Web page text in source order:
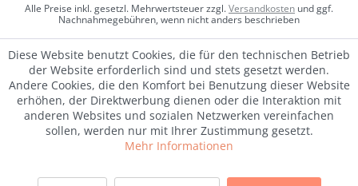
Alle Preise inkl. gesetzl. Mehrwertsteuer zzgl.Versandkosten und ggf.
Nachnahmegebühren, wenn nicht anders beschrieben
Diese Website benutzt Cookies, die für den technischen Betrieb
der Website erforderlich sind und stets gesetzt werden.
Andere Cookies, die den Komfort bei Benutzung dieser Website
erhöhen, der Direktwerbung dienen oder die Interaktion mit
anderen Websites und sozialen Netzwerken vereinfachen
sollen, werden nur mit Ihrer Zustimmung gesetzt.
Mehr Informationen